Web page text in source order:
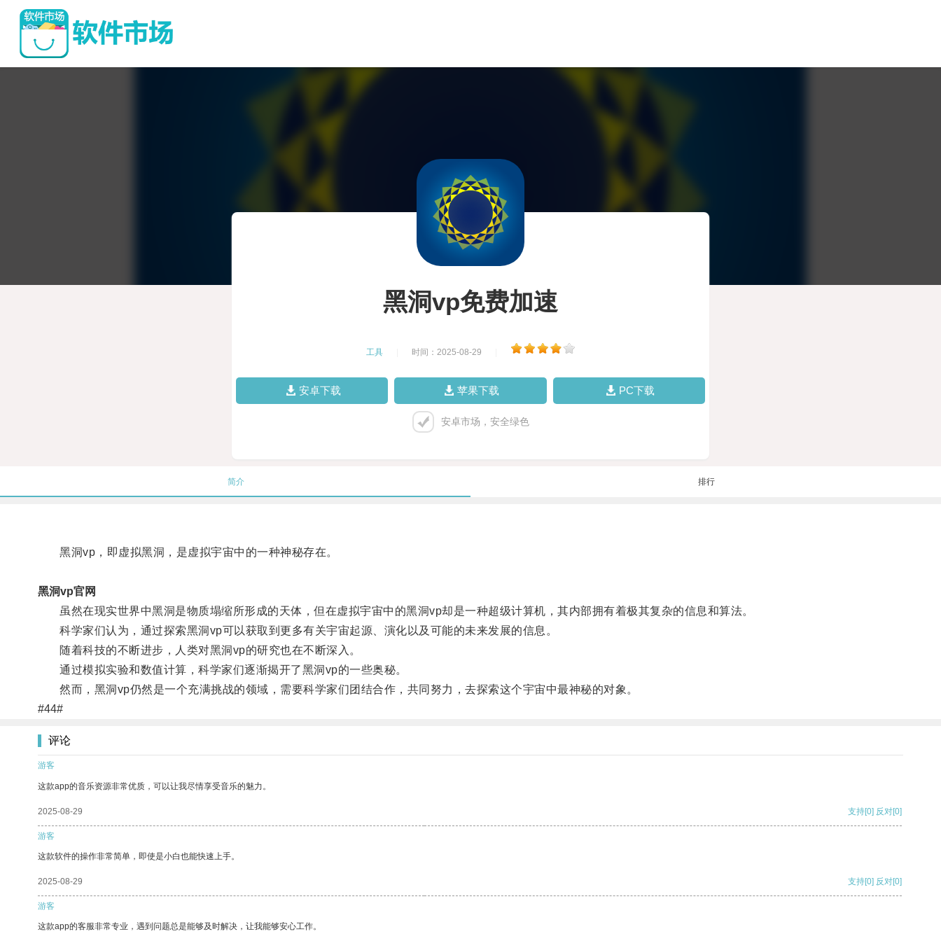
黑洞vp免费加速
工具 时间：2025-08-29
安卓下载 苹果下载 PC下载
安卓市场，安全绿色
简介 排行
黑洞vp，即虚拟黑洞，是虚拟宇宙中的一种神秘存在。
黑洞vp官网
虽然在现实世界中黑洞是物质塌缩所形成的天体，但在虚拟宇宙中的黑洞vp却是一种超级计算机，其内部拥有着极其复杂的信息和算法。
科学家们认为，通过探索黑洞vp可以获取到更多有关宇宙起源、演化以及可能的未来发展的信息。
随着科技的不断进步，人类对黑洞vp的研究也在不断深入。
通过模拟实验和数值计算，科学家们逐渐揭开了黑洞vp的一些奥秘。
然而，黑洞vp仍然是一个充满挑战的领域，需要科学家们团结合作，共同努力，去探索这个宇宙中最神秘的对象。
#44#
评论
游客
这款app的音乐资源非常优质，可以让我尽情享受音乐的魅力。
2025-08-29 支持[0] 反对[0]
游客
这款软件的操作非常简单，即使是小白也能快速上手。
2025-08-29 支持[0] 反对[0]
游客
这款app的客服非常专业，遇到问题总是能够及时解决，让我能够安心工作。